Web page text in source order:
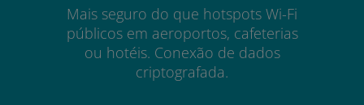
Mais seguro do que hotspots Wi-Fi
públicos em aeroportos, cafeterias
ou hotéis. Conexão de dados
criptografada.